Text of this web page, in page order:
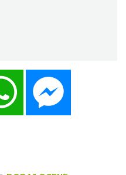
WhatsApp